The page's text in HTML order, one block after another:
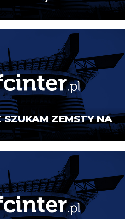
SZUKAM ZEMSTY NA